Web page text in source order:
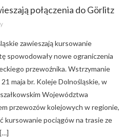
połączenia do Görlitz
zawieszają kursowanie
spowodowały nowe ograniczenia
przewoźnika. Wstrzymanie
maja br. Koleje Dolnośląskie, w
Województwa
przewozów kolejowych w regionie,
kursowanie pociągów na trasie ze